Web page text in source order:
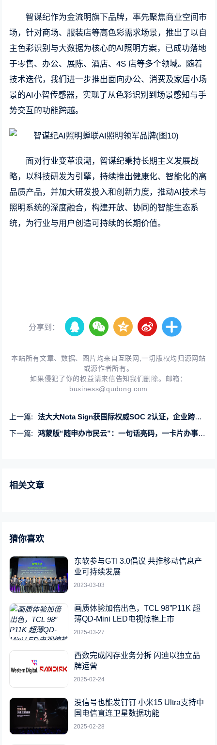
智谋纪作为金流明旗下品牌，率先聚焦商业空间市
场，针对商场、服装店等高色彩需求场景，推出了以自
主色彩识别与大数据为核心的AI照明方案，已成功落地
于零售、办公、展陈、酒店、4S 店等多个领域。随着
技术迭代，我们进一步推出面向办公、消费及家居小场
景的AI小智传感器，实现了从色彩识别到场景感知与手
势交互的功能跨越。
面对行业变革浪潮，智谋纪秉持长期主义发展战
略，以科技研发为引擎，持续推出健康化、智能化的高
品质产品，并加大研发投入和创新力度，推动AI技术与
照明系统的深度融合，构建开放、协同的智能生态系
统，为行业与用户创造可持续的长期价值。
分享到：
本站所有文章、数据、图片均来自互联网,一切版权均归源网站
或源作者所有。
如果侵犯了你的权益请来信告知我们删除。邮箱：
business@qudong.com
上一篇:
法大大Nota Sign获国际权威SOC 2认证，企业跨境签约有了“全球通行证”
下一篇:
鸿蒙版“随申办市民云”：一句话亮码，一卡片办事，打造政务服务智慧通路
相关文章
猜你喜欢
东软参与GTI 3.0倡议 共推移动信息产
业可持续发展
2023-03-03
画质体验加倍出色，TCL 98”P11K 超
薄QD-Mini LED电视惊艳上市
2025-03-27
西数完成闪存业务分拆 闪迪以独立品
牌运营
2025-02-24
没信号也能发钉钉 小米15 Ultra支持中
国电信直连卫星数据功能
2025-02-28